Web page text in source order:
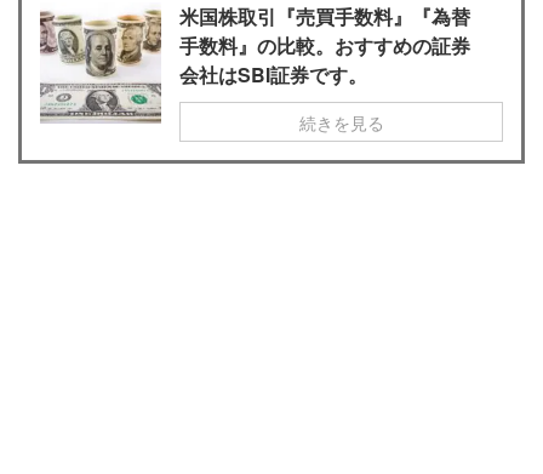
米国株取引『売買手数料』『為替
手数料』の比較。おすすめの証券
会社はSBI証券です。
続きを見る